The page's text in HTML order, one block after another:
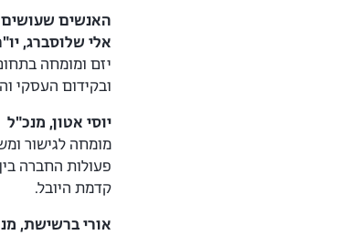
האנשים
אלי שלוסברג,
ובקידום העסקי
יוסי אטון, מנכ"ל
פעולות החברה
קדמת היובל.
אורי ברשישת,